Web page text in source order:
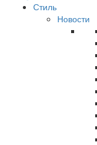
Стиль
Новости